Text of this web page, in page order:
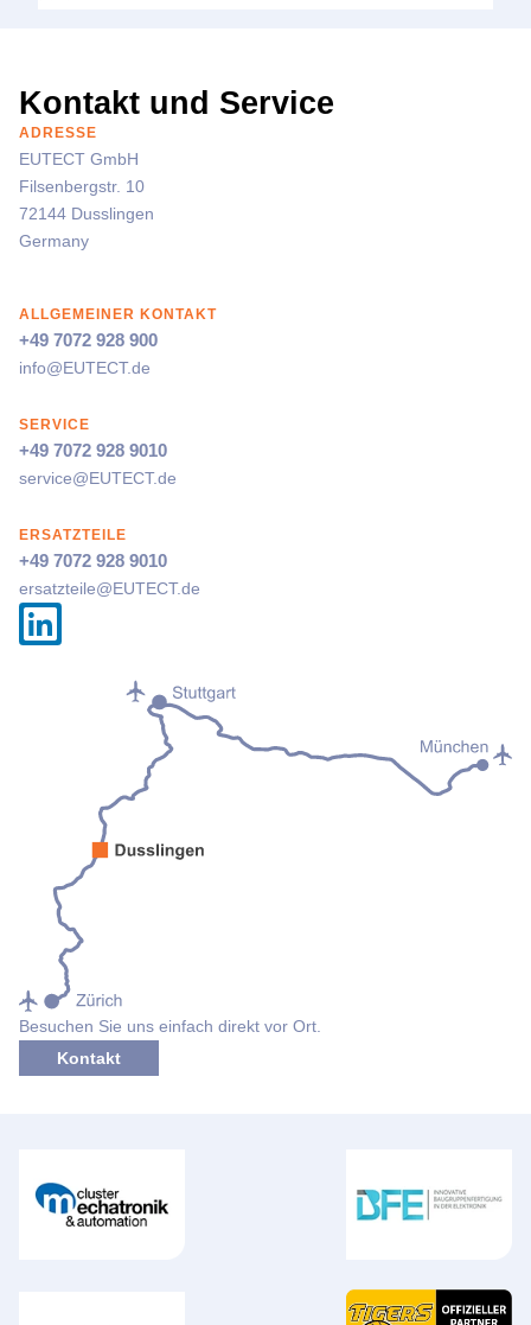
Kontakt und Service
ADRESSE
EUTECT GmbH
Filsenbergstr. 10
72144 Dusslingen
Germany
ALLGEMEINER KONTAKT
+49 7072 928 900
info@EUTECT.de
SERVICE
+49 7072 928 9010
service@EUTECT.de
ERSATZTEILE
+49 7072 928 9010
ersatzteile@EUTECT.de
Besuchen Sie uns einfach direkt vor Ort.
Kontakt